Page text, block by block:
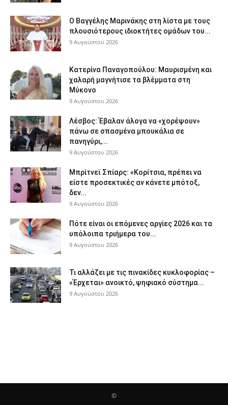
Ο Βαγγέλης Μαρινάκης στη λίστα με τους
πλουσιότερους ιδιοκτήτες ομάδων του...
9 Αυγούστου 2026
Κατερίνα Παναγοπούλου: Μαυρισμένη και
χαλαρή μαγνήτισε τα βλέμματα στη
Μύκονο
9 Αυγούστου 2026
Λέσβος: Έβαλαν άλογα να «χορέψουν»
πάνω σε σπασμένα μπουκάλια σε
πανηγύρι,...
9 Αυγούστου 2026
Μπρίτνεϊ Σπίαρς: «Κορίτσια, πρέπει να
είστε προσεκτικές αν κάνετε μπότοξ,
δεν...
9 Αυγούστου 2026
Πότε είναι οι επόμενες αργίες 2026 και τα
υπόλοιπα τριήμερα του...
9 Αυγούστου 2026
Τι αλλάζει με τις πινακίδες κυκλοφορίας –
«Έρχεται» ανοικτό, ψηφιακό σύστημα...
9 Αυγούστου 2026
©